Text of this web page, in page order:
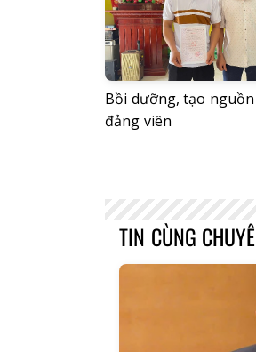
Bồi dưỡng, tạo
đảng viên
TIN CÙNG